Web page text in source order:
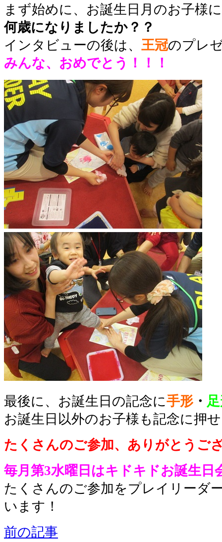
まず始めに、お誕生日月のお子様に
何歳になりましたか？？
インタビューの後は、 王冠のプレ
みんな、おめでとう！！！
最後に、お誕生日の記念に手形 ・
お誕生日以外のお子様も記念に押
たくさんのご参加、ありがとうご
毎月第3水曜日はキドキドお誕生日
たくさんのご参加をプレイリーダ
います！
前の記事